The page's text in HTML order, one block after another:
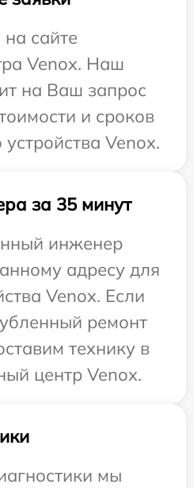
на сайте
Venox. Наш
на Ваш запрос
и сроков
Venox.
за 35 минут
инженер
адресу для
Venox. Если
ремонт
технику в
центр Venox.
мы